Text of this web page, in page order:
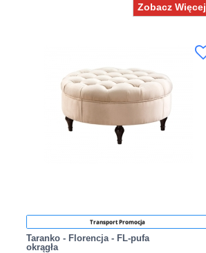
Zobacz Więcej
Transport Promocja
Taranko - Florencja - FL-pufa
okrągła